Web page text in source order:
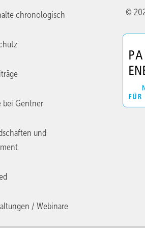
des Heiz- und Kühlkreislaufs
Pufferspeicher für Wärme oder einen
chronologisch
bei Gentner
und
/ Webinare
©